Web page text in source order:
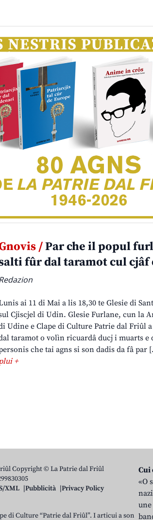
/Par che il popul
fûr dal taramot cul cjâf
ai 11 di Mai a lis 18,30 te Glesie di
Cjiscjel di Udin. Glesie Furlane, cun la
Udine e Clape di Culture Patrie dal Friûl a
taramot o volìn ricuardâ ducj i muarts e
che tai agns si son dadis da fâ par
plui +
Copyright © La Patrie dal Friûl
XML Pubblicità
Privacy Policy
di Culture “Patrie dal Friûl”. I articui a son
Cui
«O